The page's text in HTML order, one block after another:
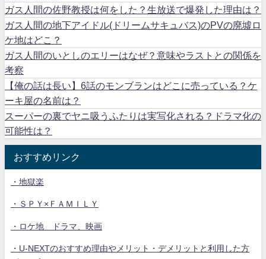
ガス人間の佐野教授は何をした？生放送で爆発した理由は？
ガス人間の地下アイドル(ドリームサキュバス)のPVの廃墟ロ
ケ地はどこ？
ガス人間のいとしのエリーはなぜ？意味やラストとの関係を
考察
【俺の話は長い】6話のモンブランはどこに売っている？ケ
ーキ屋の名前は？
スーパーの裏でヤニ吸うふたりは実写化される？ドラマ化の
可能性は？
おすすめリンク
・地獄楽
・ＳＰＹ×ＦＡＭＩＬＹ
・ロケ地 ドラマ、映画
・U-NEXTのおすすめ理由やメリット・デメリットと利用した方